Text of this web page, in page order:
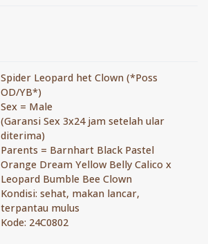
Spider Leopard het Clown (*Poss
OD/YB*)
Sex = Male
(Garansi Sex 3x24 jam setelah ular
diterima)
Parents = Barnhart Black Pastel
Orange Dream Yellow Belly Calico x
Leopard Bumble Bee Clown
Kondisi: sehat, makan lancar,
terpantau mulus
Kode: 24C0802